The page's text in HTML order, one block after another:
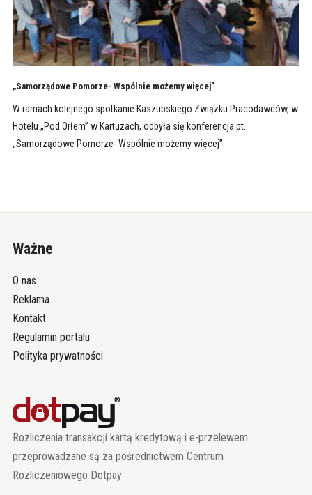
„Samorządowe Pomorze- Wspólnie możemy więcej”
W ramach kolejnego spotkanie Kaszubskiego Związku Pracodawców, w
Hotelu „Pod Orłem” w Kartuzach, odbyła się konferencja pt.
„Samorządowe Pomorze- Wspólnie możemy więcej”.
Ważne
O nas
Reklama
Kontakt
Regulamin portalu
Polityka prywatności
Rozliczenia transakcji kartą kredytową i e-przelewem
przeprowadzane są za pośrednictwem Centrum
Rozliczeniowego Dotpay